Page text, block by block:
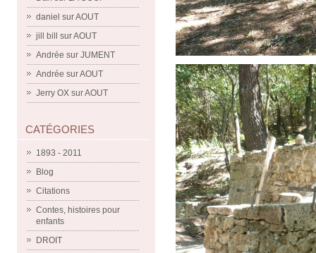
daniel surAOUT
jill bill
surAOUT
Andrée sur JUMENT
Andrée surAOUT
Jerry OX surAOUT
CATÉGORIES
1893 - 2011
Blog
Citations
Contes, histoires pour
enfants
DROIT